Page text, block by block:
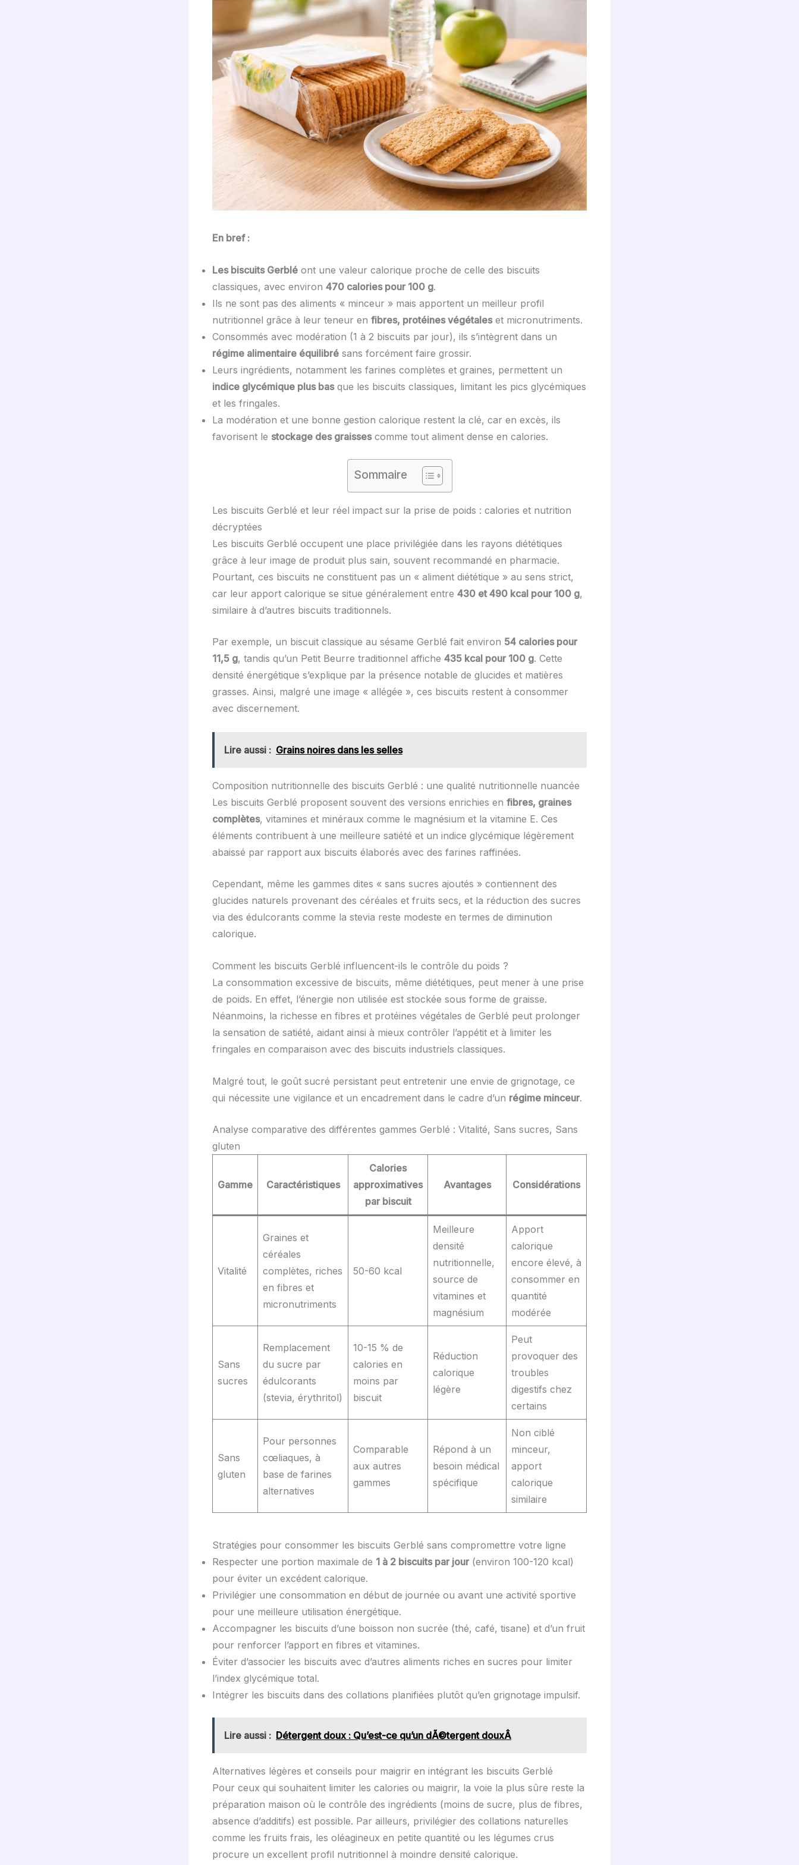
En bref :
Les biscuits Gerblé ont une valeur calorique proche de celle des biscuits
classiques, avec environ 470 calories pour 100 g.
Ils ne sont pas des aliments « minceur » mais apportent un meilleur profil
nutritionnel grâce à leur teneur en fibres, protéines végétaleset micronutriments.
Consommés avec modération (1 à 2 biscuits par jour), ils s’intègrent dans un
régime alimentaire équilibré sans forcément faire grossir.
Leurs ingrédients, notamment les farines complètes et graines, permettent un
indice glycémique plus basque les biscuits classiques, limitant les pics glycémiques
et les fringales.
La modération et une bonne gestion calorique restent la clé, car en excès, ils
favorisent le stockage des graissescomme tout aliment dense en calories.
Sommaire
Les biscuits Gerblé et leur réel impact sur la prise de poids : calories et nutrition
décryptées
Les biscuits Gerblé occupent une place privilégiée dans les rayons diététiques
grâce à leur image de produit plus sain, souvent recommandé en pharmacie.
Pourtant, ces biscuits ne constituent pas un « aliment diététique » au sens strict,
car leur apport calorique se situe généralement entre 430 et 490 kcal pour 100 g,
similaire à d’autres biscuits traditionnels.
Par exemple, un biscuit classique au sésame Gerblé fait environ 54 calories pour
11,5 g, tandis qu’un Petit Beurre traditionnel affiche 435 kcal pour 100 g. Cette
densité énergétique s’explique par la présence notable de glucides et matières
grasses. Ainsi, malgré une image « allégée », ces biscuits restent à consommer
avec discernement.
Lire aussi : Grains noires dans les selles
Composition nutritionnelle des biscuits Gerblé : une qualité nutritionnelle nuancée
Les biscuits Gerblé proposent souvent des versions enrichies en fibres, graines
complètes, vitamines et minéraux comme le magnésium et la vitamine E. Ces
éléments contribuent à une meilleure satiété et un indice glycémique légèrement
abaissé par rapport aux biscuits élaborés avec des farines raffinées.
Cependant, même les gammes dites « sans sucres ajoutés » contiennent des
glucides naturels provenant des céréales et fruits secs, et la réduction des sucres
via des édulcorants comme la stevia reste modeste en termes de diminution
calorique.
Comment les biscuits Gerblé influencent-ils le contrôle du poids ?
La consommation excessive de biscuits, même diététiques, peut mener à une prise
de poids. En effet, l’énergie non utilisée est stockée sous forme de graisse.
Néanmoins, la richesse en fibres et protéines végétales de Gerblé peut prolonger
la sensation de satiété, aidant ainsi à mieux contrôler l’appétit et à limiter les
fringales en comparaison avec des biscuits industriels classiques.
Malgré tout, le goût sucré persistant peut entretenir une envie de grignotage, ce
qui nécessite une vigilance et un encadrement dans le cadre d’un régime minceur.
Analyse comparative des différentes gammes Gerblé : Vitalité, Sans sucres, Sans
gluten
Gamme Caractéristiques
Calories
approximatives
par biscuit
Avantages Considérations
Vitalité
Graines et
céréales
complètes, riches
en fibres et
micronutriments
50-60 kcal
Meilleure
densité
nutritionnelle,
source de
vitamines et
magnésium
Apport
calorique
encore élevé, à
consommer en
quantité
modérée
Sans
sucres
Remplacement
du sucre par
édulcorants
(stevia, érythritol)
10-15 % de
calories en
moins par
biscuit
Réduction
calorique
légère
Peut
provoquer des
troubles
digestifs chez
certains
Sans
gluten
Pour personnes
cœliaques, à
base de farines
alternatives
Comparable
aux autres
gammes
Répond à un
besoin médical
spécifique
Non ciblé
minceur,
apport
calorique
similaire
Stratégies pour consommer les biscuits Gerblé sans compromettre votre ligne
Respecter une portion maximale de 1 à 2 biscuits par jour (environ 100-120 kcal)
pour éviter un excédent calorique.
Privilégier une consommation en début de journée ou avant une activité sportive
pour une meilleure utilisation énergétique.
Accompagner les biscuits d’une boisson non sucrée (thé, café, tisane) et d’un fruit
pour renforcer l’apport en fibres et vitamines.
Éviter d’associer les biscuits avec d’autres aliments riches en sucres pour limiter
l’index glycémique total.
Intégrer les biscuits dans des collations planifiées plutôt qu’en grignotage impulsif.
Lire aussi : Détergent doux : Qu’est-ce qu’un dÃ©tergent douxÂ
Alternatives légères et conseils pour maigrir en intégrant les biscuits Gerblé
Pour ceux qui souhaitent limiter les calories ou maigrir, la voie la plus sûre reste la
préparation maison où le contrôle des ingrédients (moins de sucre, plus de fibres,
absence d’additifs) est possible. Par ailleurs, privilégier des collations naturelles
comme les fruits frais, les oléagineux en petite quantité ou les légumes crus
procure un excellent profil nutritionnel à moindre densité calorique.